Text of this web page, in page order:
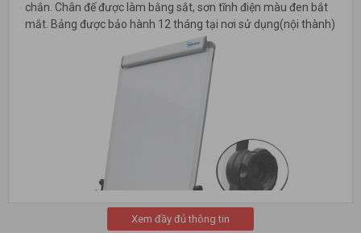
chắn. Chân đế được làm bằng sắt, sơn tĩnh điện màu đen bắt
mắt. Bảng được bảo hành 12 tháng tại nơi sử dụng(nội thành)
Xem đầy đủ thông tin